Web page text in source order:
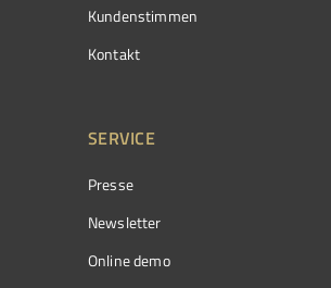
Kundenstimmen
Kontakt
SERVICE
Presse
Newsletter
Online demo